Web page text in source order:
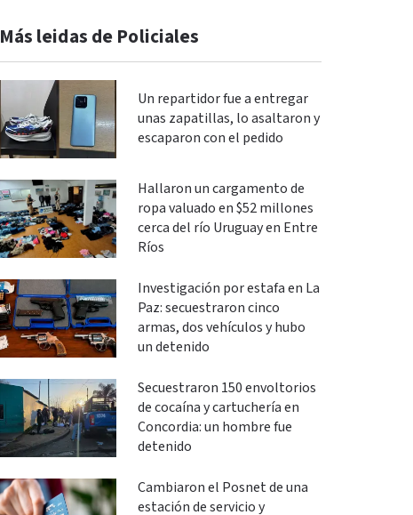
Más leidas de Policiales
Un repartidor fue a entregar
unas zapatillas, lo asaltaron y
escaparon con el pedido
Hallaron un cargamento de
ropa valuado en $52 millones
cerca del río Uruguay en Entre
Ríos
Investigación por estafa en La
Paz: secuestraron cinco
armas, dos vehículos y hubo
un detenido
Secuestraron 150 envoltorios
de cocaína y cartuchería en
Concordia: un hombre fue
detenido
Cambiaron el Posnet de una
estación de servicio y